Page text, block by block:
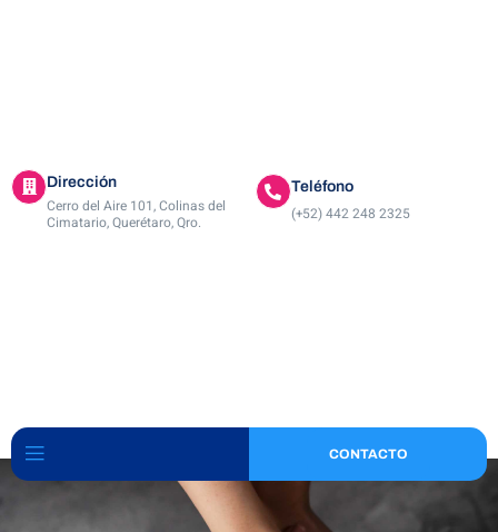
Dirección
Cerro del Aire 101, Colinas del
Cimatario, Querétaro, Qro.
Teléfono
(+52) 442 248 2325
CONTACTO